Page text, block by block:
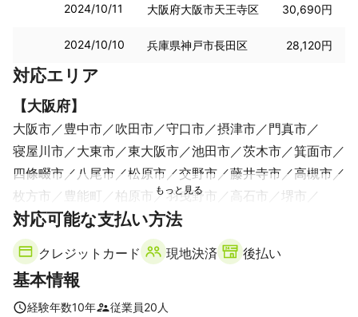
2024/10/11 大阪府大阪市天王寺区 30,690円
2024/10/10 兵庫県神戸市長田区 28,120円
対応エリア
【大阪府】
大阪市 豊中市 吹田市 守口市 摂津市
門真市
寝屋川市
大東市 東大阪市 池田市 茨木市
箕面市
四條畷市
八尾市 松原市 交野市 藤井寺市
高槻市
枚方市
豊能町 柏原市 羽曳野市 高石市
堺市
島本町
大阪狭山市 泉大津市
富田林市
【奈良県】
生駒市 平群町
上牧町
安堵町 河合町 大和郡山市
対応可能な支払い方法
クレジットカード 現地決済 後払い
基本情報
経験年数10年 従業員20 人